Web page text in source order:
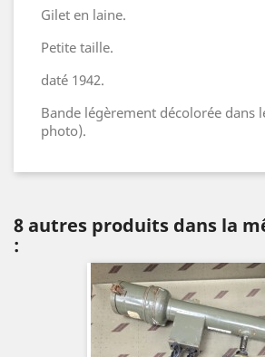
Gilet en laine.
Petite taille.
daté 1942.
Bande légèrement décolorée dans
photo).
8 autres produits dans la
: